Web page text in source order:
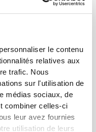
le contenu
relatives aux
trafic. Nous
sur l'utilisation de
médias sociaux, de
combiner celles-ci
leur avez fournies
utilisation de leurs
CHF 5.90
25%